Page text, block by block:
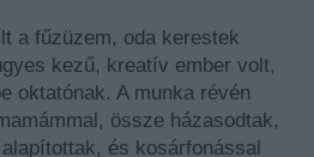
a fűzüzem, oda kerestek
kezű, kreatív ember volt,
oktatónak. A munka révén
össze házasodtak,
és kosárfonással